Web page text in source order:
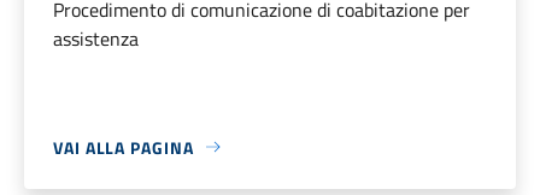
Procedimento di comunicazione di coabitazione per
assistenza
VAI ALLA PAGINA